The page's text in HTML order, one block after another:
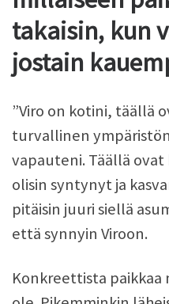
takaisin, kun
jostain
”Viro on kotini, täällä
turvallinen
vapauteni. Täällä ovat
olisin syntynyt ja
pitäisin juuri siellä
että synnyin Viroon.
Konkreettista paikkaa